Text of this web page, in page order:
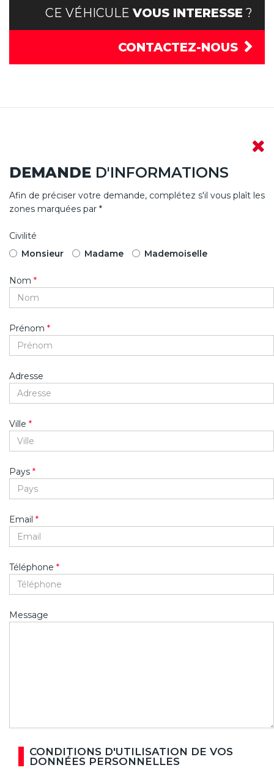
CE VÉHICULE VOUS INTERESSE ?
CONTACTEZ-NOUS
DEMANDE D'INFORMATIONS
Afin de préciser votre demande, complétez s'il vous plaît les
zones marquées par *
Civilité
Monsieur
Madame Mademoiselle
Nom *
Prénom *
Adresse
Ville *
Pays *
Email *
Téléphone *
Message
CONDITIONS D'UTILISATION DE VOS
DONNÉES PERSONNELLES